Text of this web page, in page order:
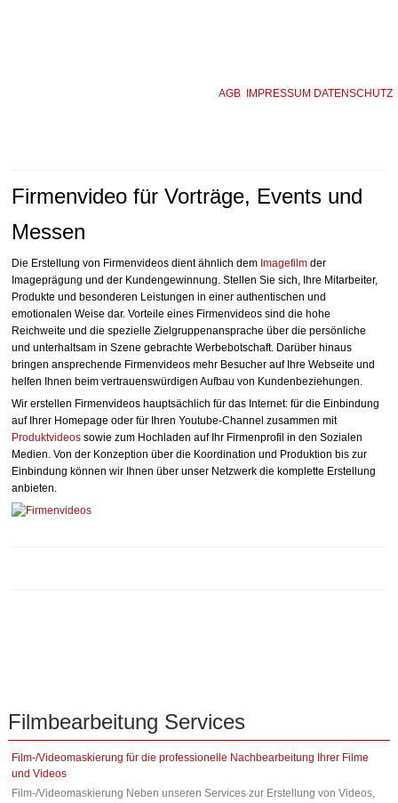
AGB IMPRESSUM DATENSCHUTZ
Firmenvideo für Vorträge, Events und
Messen
Die Erstellung von Firmenvideos dient ähnlich dem Imagefilm der
Imageprägung und der Kundengewinnung. Stellen Sie sich, Ihre Mitarbeiter,
Produkte und besonderen Leistungen in einer authentischen und
emotionalen Weise dar. Vorteile eines Firmenvideos sind die hohe
Reichweite und die spezielle Zielgruppenansprache über die persönliche
und unterhaltsam in Szene gebrachte Werbebotschaft. Darüber hinaus
bringen ansprechende Firmenvideos mehr Besucher auf Ihre Webseite und
helfen Ihnen beim vertrauenswürdigen Aufbau von Kundenbeziehungen.
Wir erstellen Firmenvideos hauptsächlich für das Internet: für die Einbindung
auf Ihrer Homepage oder für Ihren Youtube-Channel zusammen mit
Produktvideos sowie zum Hochladen auf Ihr Firmenprofil in den Sozialen
Medien. Von der Konzeption über die Koordination und Produktion bis zur
Einbindung können wir Ihnen über unser Netzwerk die komplette Erstellung
anbieten.
Filmbearbeitung Services
Film-/Videomaskierung für die professionelle Nachbearbeitung Ihrer Filme
und Videos
Film-/Videomaskierung Neben unseren Services zur Erstellung von Videos,